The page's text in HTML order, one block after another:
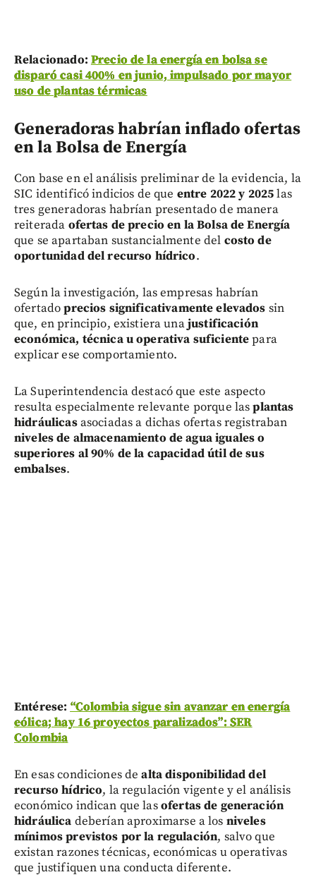
Relacionado: Precio de la energía en bolsa se
disparó casi 400% en junio, impulsado por mayor
uso de plantas térmicas
Generadoras habrían inflado ofertas
en la Bolsa de Energía
Con base en el análisis preliminar de la evidencia, la
SIC identificó indicios de que entre 2022 y 2025las
tres generadoras habrían presentado de manera
reiterada ofertas de precio en la Bolsa de Energía
que se apartaban sustancialmente del costo de
oportunidad del recurso hídrico.
Según la investigación, las empresas habrían
ofertadoprecios significativamente elevados sin
que, en principio, existiera unajustificación
económica, técnica u operativa suficientepara
explicar ese comportamiento.
La Superintendencia destacó que este aspecto
resulta especialmente relevante porque lasplantas
hidráulicasasociadas a dichas ofertas registraban
niveles de almacenamiento de agua iguales o
superiores al 90% de la capacidad útil de sus
embalses.
Entérese: “Colombia sigue sin avanzar en energía
eólica; hay 16 proyectos paralizados”: SER
Colombia
En esas condiciones dealta disponibilidad del
recurso hídrico, la regulación vigente y el análisis
económico indican que lasofertas de generación
hidráulica deberían aproximarse a los niveles
mínimos previstos por la regulación, salvo que
existan razones técnicas, económicas u operativas
que justifiquen una conducta diferente.